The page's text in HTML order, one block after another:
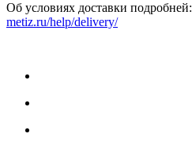
Об условиях доставки подробней:
metiz.ru/help/delivery/